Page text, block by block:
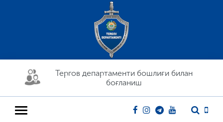
Тергов департaменти бошлиғи билан
боғланиш